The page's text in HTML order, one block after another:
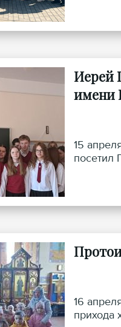
Иерей
имени
15
посетил
16
прихода